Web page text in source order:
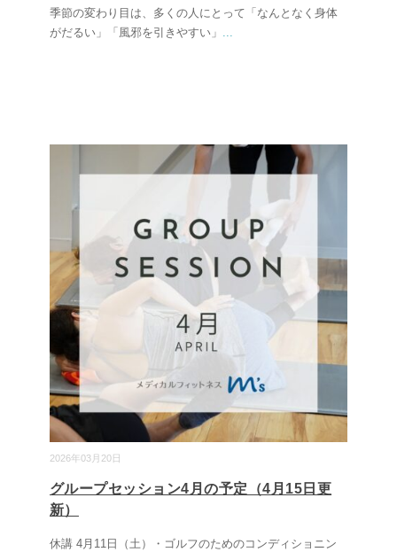
季節の変わり目は、多くの人にとって「なんとなく身体
がだるい」「風邪を引きやすい」 ...
2026年03月20日
グループセッション4月の予定（4月15日更
新）
休講 4月11日（土）・ゴルフのためのコンディショニン